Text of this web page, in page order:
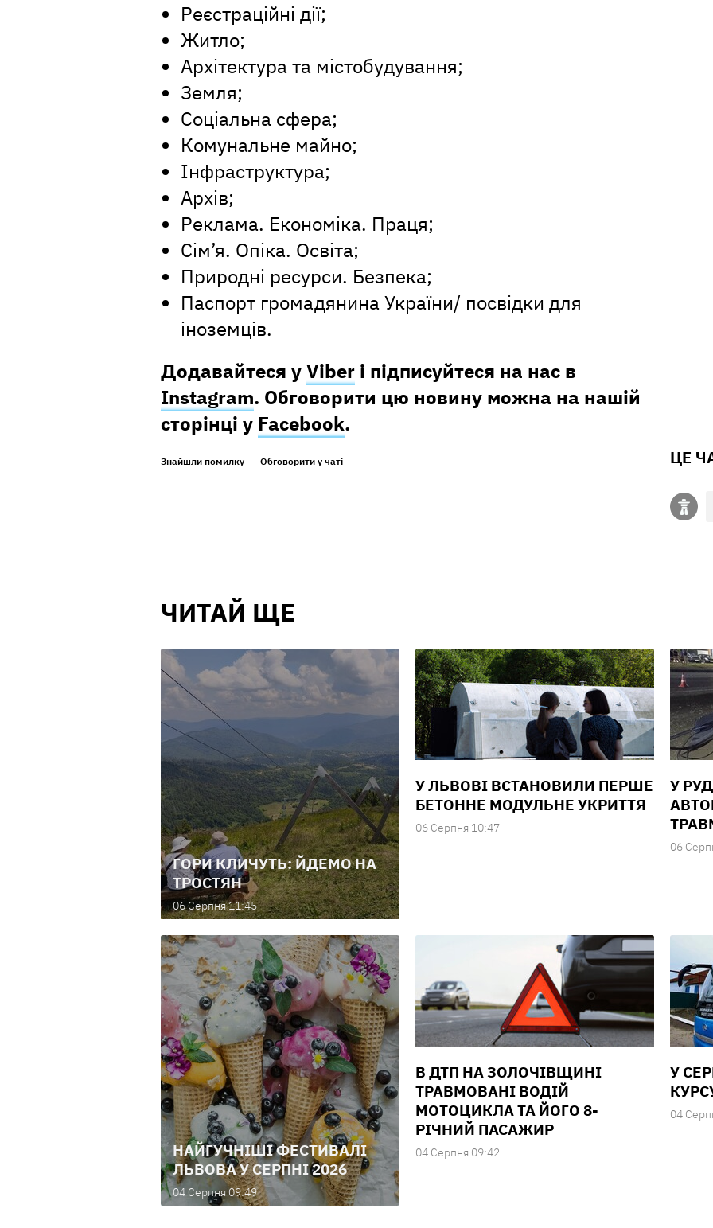
Реєстраційні дії;
Житло;
Архітектура та містобудування;
Земля;
Соціальна сфера;
Комунальне майно;
Інфраструктура;
Архів;
Реклама. Економіка. Праця;
Сім’я. Опіка. Освіта;
Природні ресурси. Безпека;
Паспорт громадянина України/ посвідки для
іноземців.
Додавайтеся уViber і підписуйтеся на нас в
Instagram. Обговорити цю новину можна на нашій
сторінці у Facebook.
Знайшли помилку Обговорити у чаті ЦЕ
ЧИТАЙ ЩЕ
ГОРИ КЛИЧУТЬ: ЙДЕМО НА
ТРОСТЯН
06 Серпня 11:45
У ЛЬВОВІ ВСТАНОВИЛИ ПЕРШЕ
БЕТОННЕ МОДУЛЬНЕ УКРИТТЯ
06 Серпня 10:47
У
06
НАЙГУЧНІШІ ФЕСТИВАЛІ
ЛЬВОВА У СЕРПНІ 2026
04 Серпня 09:49
В ДТП НА ЗОЛОЧІВЩИНІ
ТРАВМОВАНІ ВОДІЙ
МОТОЦИКЛА ТА ЙОГО 8-
РІЧНИЙ ПАСАЖИР
04 Серпня 09:42
У
04